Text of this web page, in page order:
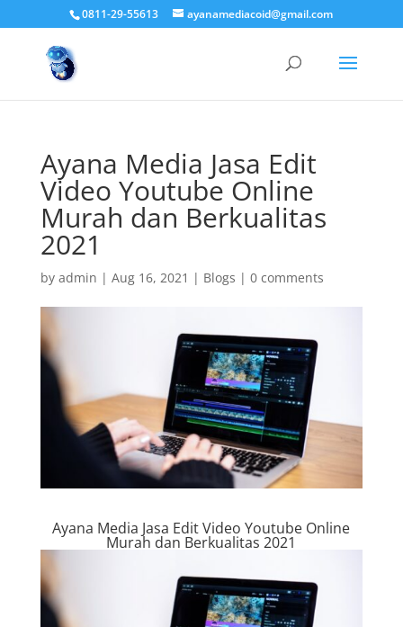
0811-29-55613 ayanamediacoid@gmail.com
Ayana Media Jasa Edit
Video Youtube Online
Murah dan Berkualitas
2021
by admin | Aug 16, 2021 | Blogs | 0 comments
Ayana Media Jasa Edit Video Youtube Online
Murah dan Berkualitas 2021